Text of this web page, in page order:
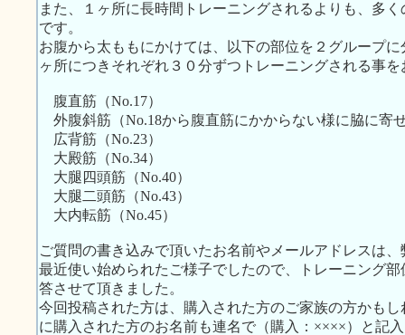
また、１ヶ所に長時間トレーニングされるよりも、多
です。
お腹から太ももにかけては、以下の部位を２グループ
ヶ所につきそれぞれ３０分ずつトレーニングされる事
腹直筋（No.17）
外腹斜筋（No.18から腹直筋にかからない様に脇に寄
広背筋（No.23）
大殿筋（No.34）
大腿四頭筋（No.40）
大腿二頭筋（No.43）
大内転筋（No.45）
ご質問の書き込みで頂いたお名前やメールアドレスは
最近使い始められたご様子でしたので、トレーニング
答させて頂きました。
今回投稿された方は、購入された方のご家族の方かも
に購入された方のお名前も連名で（購入：××××）と記